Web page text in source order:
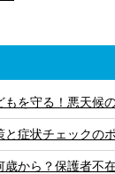
もを守る！悪天候
症状チェックの
歳から？保護者不